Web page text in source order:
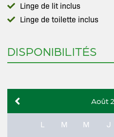
Linge de lit inclus
Linge de toilette inclus
DISPONIBILITÉS
Août
L M M J